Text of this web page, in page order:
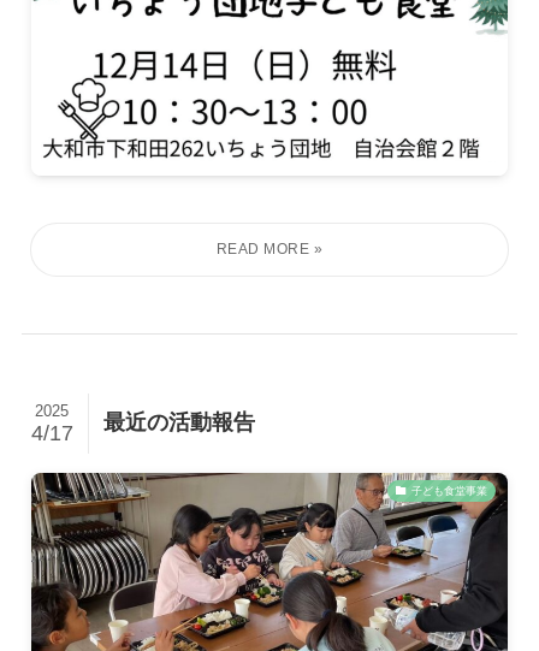
最近の活動報告
2025
4/17
子ども食堂事業